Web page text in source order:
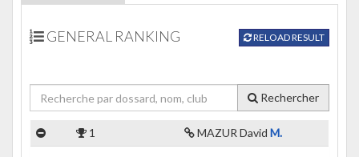
GENERAL RANKING RELOAD RESULT
Rechercher
1 MAZUR David M.